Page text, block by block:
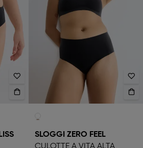
SLOGGI ZERO FEEL